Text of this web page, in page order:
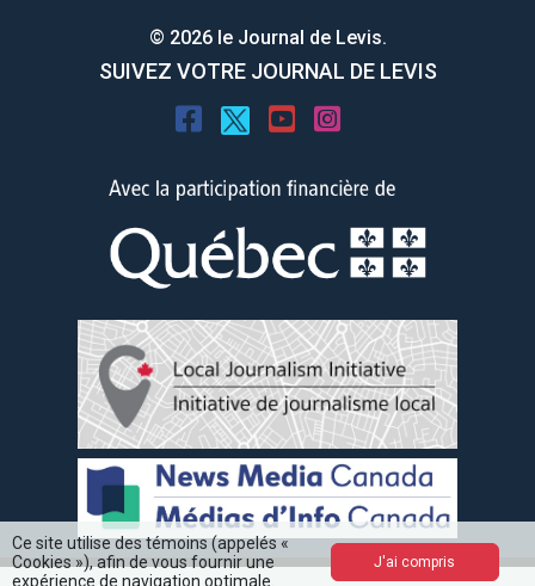
© 2026 le Journal de Levis.
SUIVEZ VOTRE JOURNAL DE LEVIS
Ce site utilise des témoins (appelés «
Cookies »), afin de vous fournir une
expérience de navigation optimale.
J'ai compris